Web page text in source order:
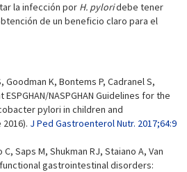
la infección por H. pyloridebe tener
de un beneficio claro para el
Goodman K, Bontems P, Cadranel S,
ESPGHAN/NASPGHAN Guidelines for the
pylori in children and
J Ped Gastroenterol Nutr. 2017;64:9
Saps M, Shukman RJ, Staiano A, Van
gastrointestinal disorders: